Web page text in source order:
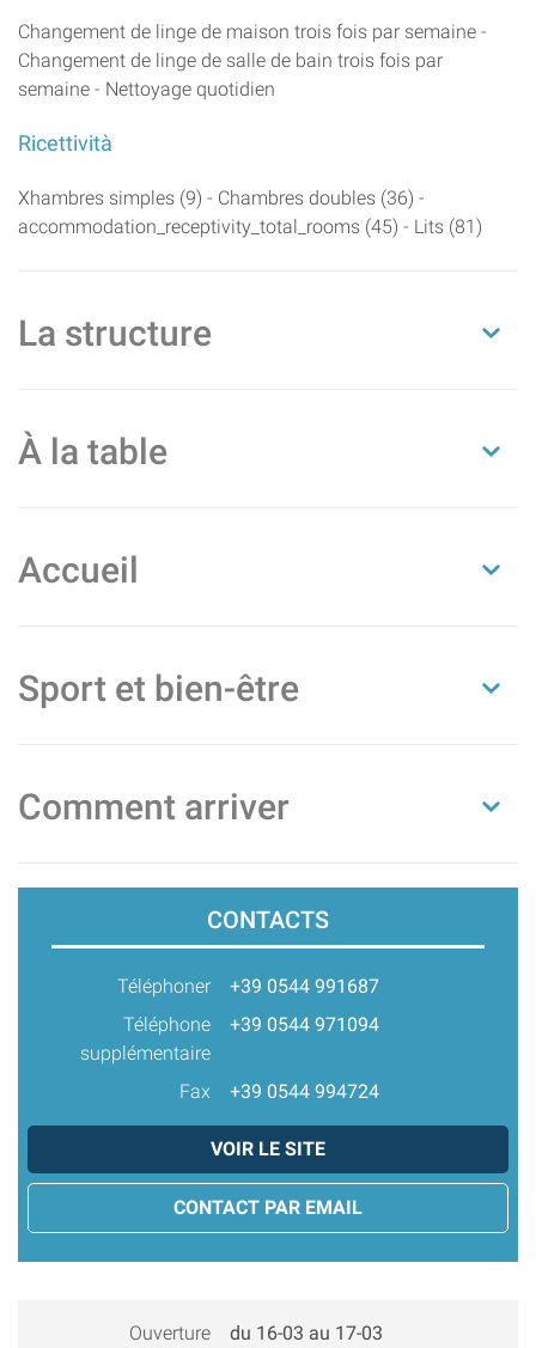
Changement de linge de maison trois fois par semaine -
Changement de linge de salle de bain trois fois par
semaine - Nettoyage quotidien
Ricettività
Xhambres simples (9) - Chambres doubles (36) -
accommodation_receptivity_total_rooms (45) - Lits (81)
La structure
À la table
Accueil
Sport et bien-être
Comment arriver
CONTACTS
Téléphoner
+39 0544 991687
Téléphone
supplémentaire
+39 0544 971094
Fax +39 0544 994724
VOIR LE SITE
CONTACT PAR EMAIL
Ouverture du 16-03 au 17-03